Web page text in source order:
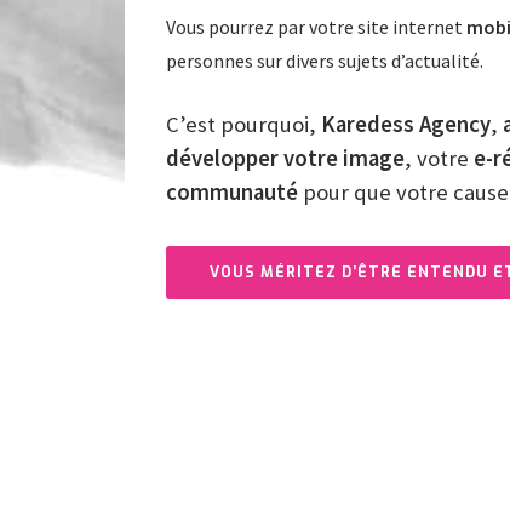
Vous pourrez par votre site internet
personnes sur divers sujets d’actualité.
C’est pourquoi, Karedess Agency,
développer votre image, votre e-
communauté pour que votre
VOUS MÉRITEZ D’ÊTRE ENTENDU